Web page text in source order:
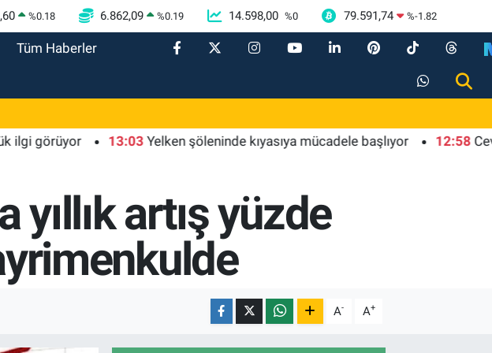
%0.18 6.862,09 %0.19 14.598,00 %0 79.591,74 %-1.82
Tüm Haberler
13:03 Yelken şöleninde kıyasıya mücadele başlıyor 12:58 Cevdet
artış yüzde
A- A+